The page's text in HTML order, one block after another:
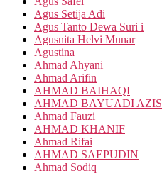
Agus Setija Adi
Agus Tanto Dewa Suri i
Agusnita Helvi Munar
Agustina
Ahmad Ahyani
Ahmad Arifin
AHMAD BAIHAQI
AHMAD BAYUADI AZIS
Ahmad Fauzi
AHMAD KHANIF
Ahmad Rifai
AHMAD SAEPUDIN
Ahmad Sodiq